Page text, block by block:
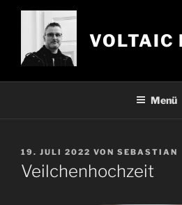
Zum
VOLTAIC
Menü
VERÖFFENTLICHT
AM
19. JULI 2022 VON SEBASTIAN
Veilchenhochzeit